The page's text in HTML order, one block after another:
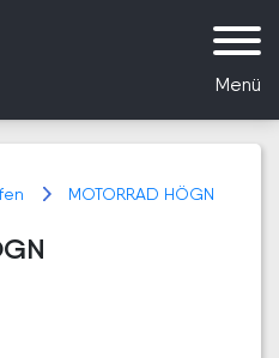
Menü
MOTORRAD HÖGN